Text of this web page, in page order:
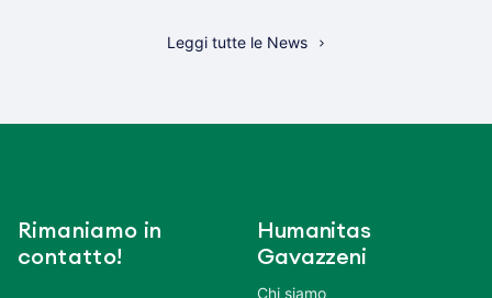
Leggi tutte le News
Rimaniamo in
contatto!
Humanitas
Gavazzeni
Chi siamo